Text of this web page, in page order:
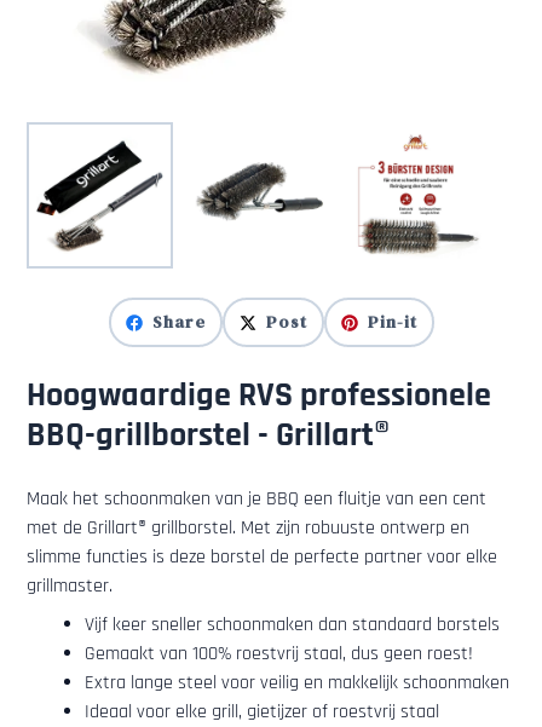
Share Post Pin-it
Hoogwaardige RVS professionele
BBQ-grillborstel - Grillart®
Maak het schoonmaken van je BBQ een fluitje van een cent
met de Grillart® grillborstel. Met zijn robuuste ontwerp en
slimme functies is deze borstel de perfecte partner voor elke
grillmaster.
Vijf keer sneller schoonmaken dan standaard borstels
Gemaakt van 100% roestvrij staal, dus geen roest!
Extra lange steel voor veilig en makkelijk schoonmaken
Ideaal voor elke grill, gietijzer of roestvrij staal